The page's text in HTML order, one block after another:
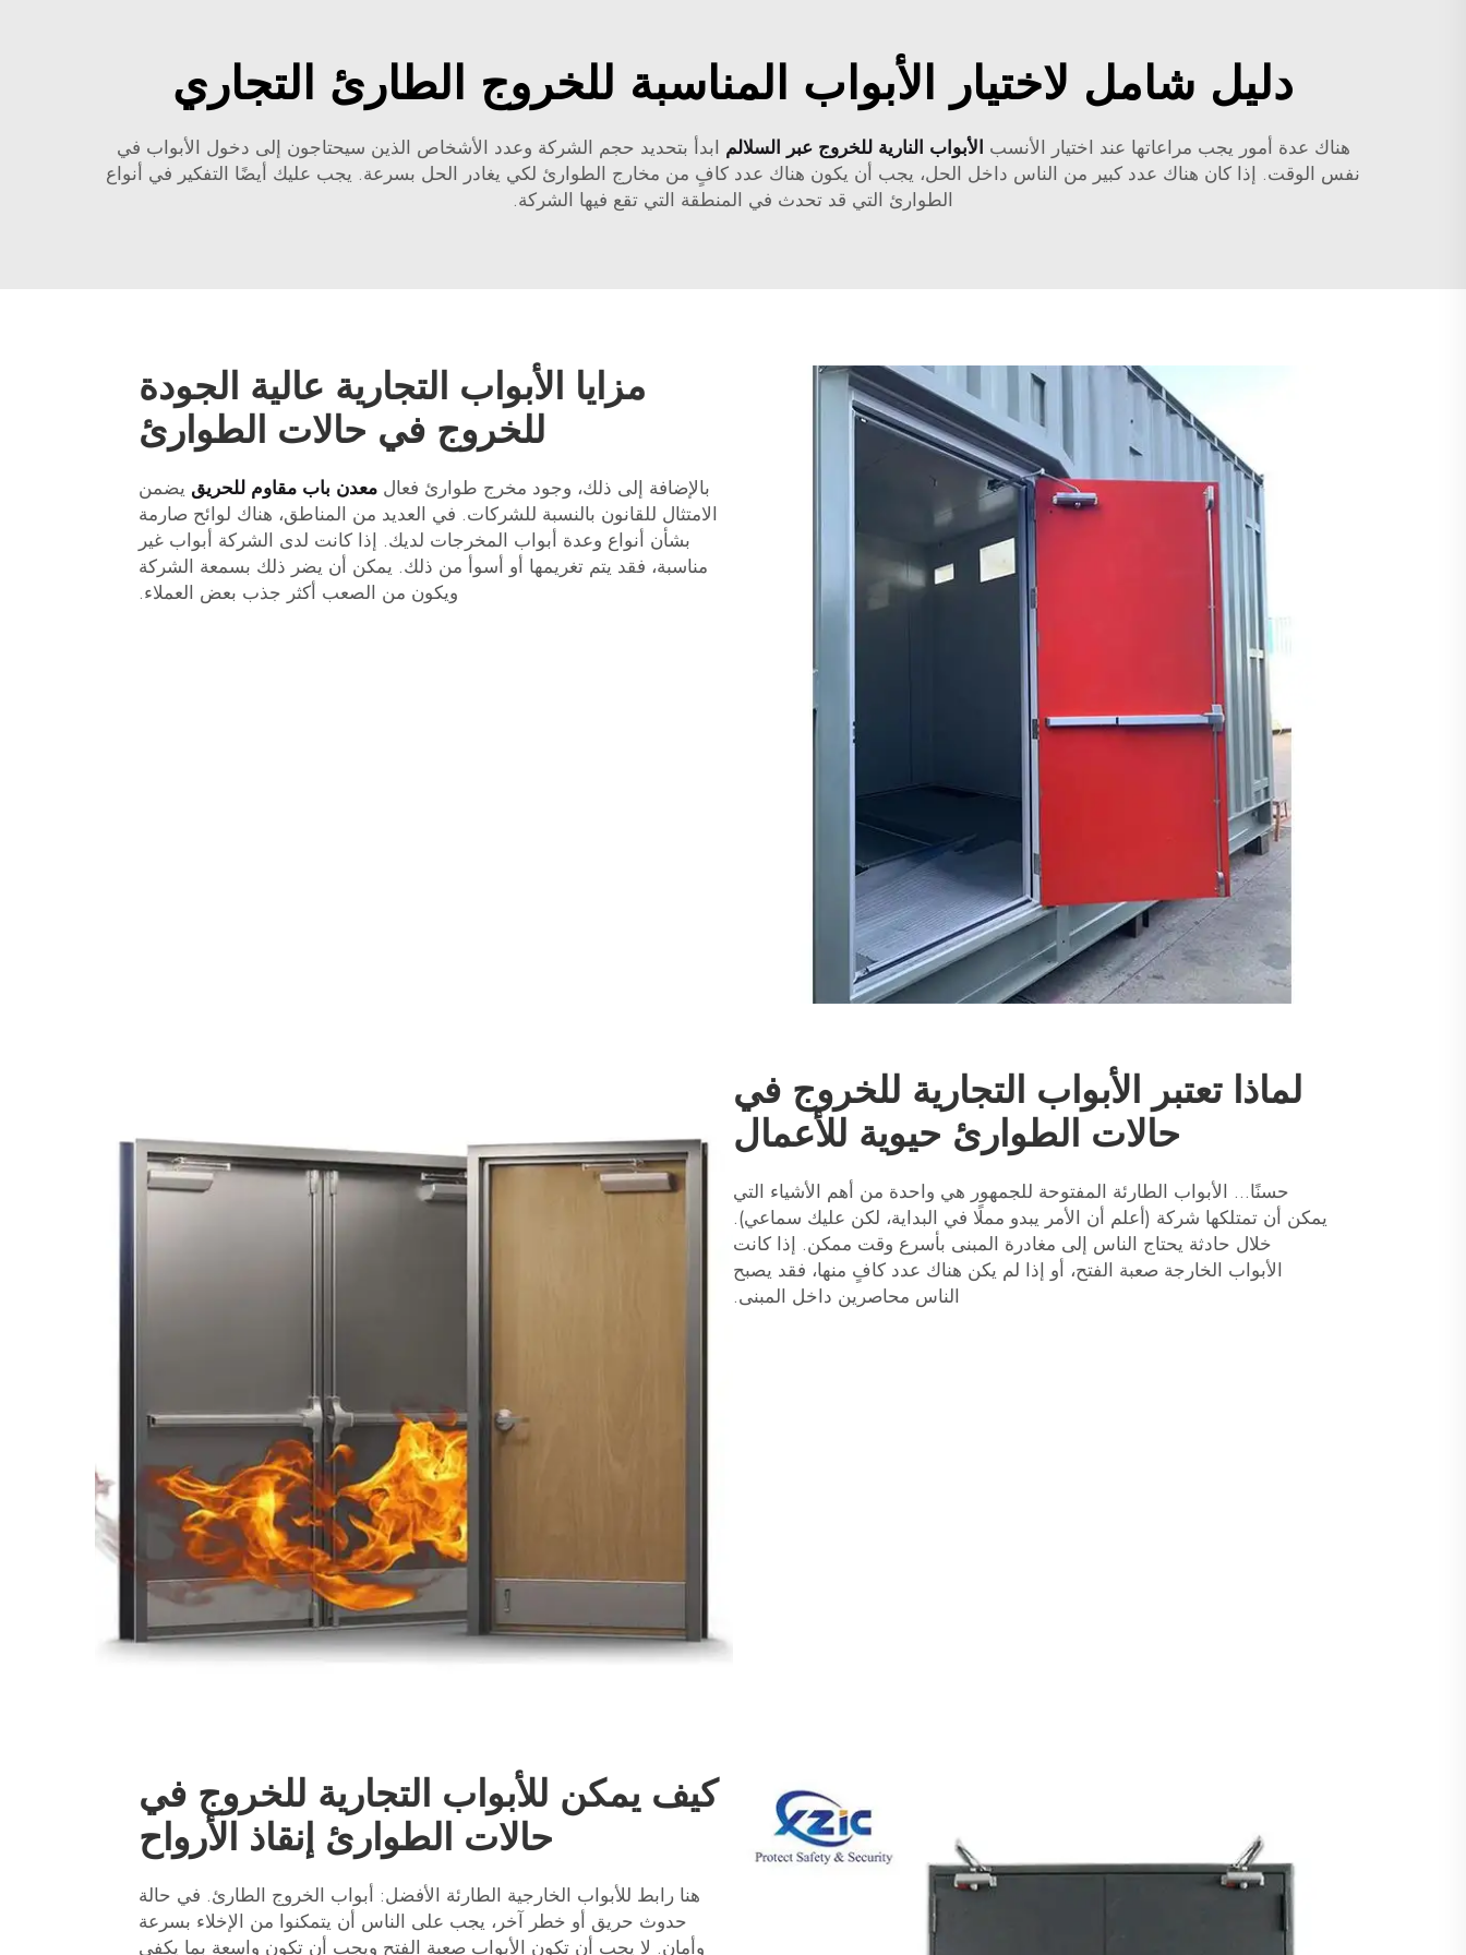
دليل شامل لاختيار الأبواب المناسبة للخروج الطارئ التجاري
هناك عدة أمور يجب مراعاتها عند اختيار الأنسب الأبواب النارية للخروج عبر السلالم ابدأ بتحديد حجم الشركة وعدد الأشخاص الذين سيحتاجون إلى دخول الأبواب في
نفس الوقت. إذا كان هناك عدد كبير من الناس داخل الحل، يجب أن يكون هناك عدد كافٍ من مخارج الطوارئ لكي يغادر الحل بسرعة. يجب عليك أيضًا التفكير في أنواع
الطوارئ التي قد تحدث في المنطقة التي تقع فيها الشركة.
مزايا الأبواب التجارية عالية الجودة
للخروج في حالات الطوارئ
بالإضافة إلى ذلك، وجود مخرج طوارئ فعال معدن باب مقاوم للحريق يضمن
الامتثال للقانون بالنسبة للشركات. في العديد من المناطق، هناك لوائح صارمة
بشأن أنواع وعدة أبواب المخرجات لديك. إذا كانت لدى الشركة أبواب غير
مناسبة، فقد يتم تغريمها أو أسوأ من ذلك. يمكن أن يضر ذلك بسمعة الشركة
ويكون من الصعب أكثر جذب بعض العملاء.
لماذا تعتبر الأبواب التجارية للخروج في
حالات الطوارئ حيوية للأعمال
حسنًا... الأبواب الطارئة المفتوحة للجمهور هي واحدة من أهم الأشياء التي
يمكن أن تمتلكها شركة (أعلم أن الأمر يبدو مملًا في البداية، لكن عليك سماعي).
خلال حادثة يحتاج الناس إلى مغادرة المبنى بأسرع وقت ممكن. إذا كانت
الأبواب الخارجة صعبة الفتح، أو إذا لم يكن هناك عدد كافٍ منها، فقد يصبح
الناس محاصرين داخل المبنى.
كيف يمكن للأبواب التجارية للخروج في
حالات الطوارئ إنقاذ الأرواح
هنا رابط للأبواب الخارجية الطارئة الأفضل: أبواب الخروج الطارئ. في حالة
حدوث حريق أو خطر آخر، يجب على الناس أن يتمكنوا من الإخلاء بسرعة
وأمان. لا يجب أن تكون الأبواب صعبة الفتح ويجب أن تكون واسعة بما يكفي